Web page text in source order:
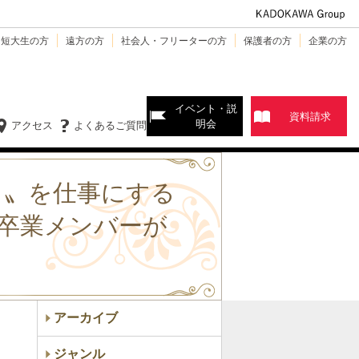
大生の方 遠方の方 社会人・フリーターの方 保護者の方 企業の方
よくあるご質問
アクセス
イベント・説
明会
資料請求
を仕事にする
業メンバーが
アーカイブ
ジャンル